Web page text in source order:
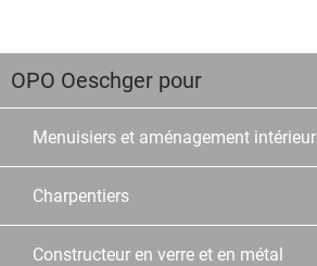
OPO Oeschger pour
Menuisiers et aménagement intérieur
Charpentiers
Constructeur en verre et en métal